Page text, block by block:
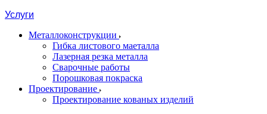
Услуги
Металлоконструкции
Гибка листового маеталла
Лазерная резка металла
Сварочные работы
Порошковая покраска
Проектирование
Проектирование кованых изделий